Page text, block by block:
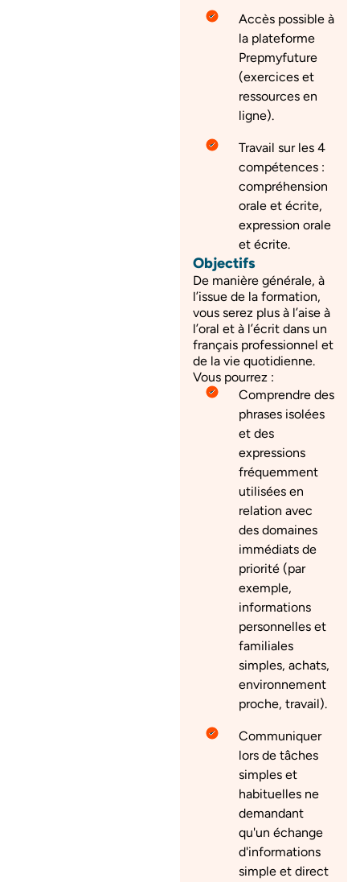
Accès possible à
la plateforme
Prepmyfuture
(exercices et
ressources en
ligne).
Travail sur les 4
compétences :
compréhension
orale et écrite,
expression orale
et écrite.
Objectifs
De manière générale, à
l’issue de la formation,
vous serez plus à l’aise à
l’oral et à l’écrit dans un
français professionnel et
de la vie quotidienne.
Vous pourrez :
Comprendre des
phrases isolées
et des
expressions
fréquemment
utilisées en
relation avec
des domaines
immédiats de
priorité (par
exemple,
informations
personnelles et
familiales
simples, achats,
environnement
proche, travail).
Communiquer
lors de tâches
simples et
habituelles ne
demandant
qu'un échange
d'informations
simple et direct